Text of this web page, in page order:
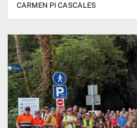
CARMEN PI CASCALES